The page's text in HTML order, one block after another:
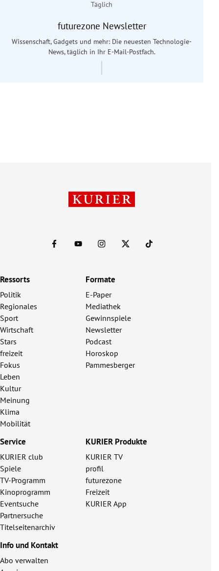
Täglich
futurezone Newsletter
Wissenschaft, Gadgets und mehr: Die neuesten Technologie-
News, täglich in Ihr E-Mail-Postfach.
Ressorts
Politik
Regionales
Sport
Wirtschaft
Stars
freizeit
Fokus
Leben
Kultur
Meinung
Klima
Mobilität
Formate
E-Paper
Mediathek
Gewinnspiele
Newsletter
Podcast
Horoskop
Pammesberger
Service
KURIER club
Spiele
TV-Programm
Kinoprogramm
Eventsuche
Partnersuche
Titelseitenarchiv
KURIER Produkte
KURIER TV
profil
futurezone
Freizeit
KURIER App
Info und Kontakt
Abo verwalten